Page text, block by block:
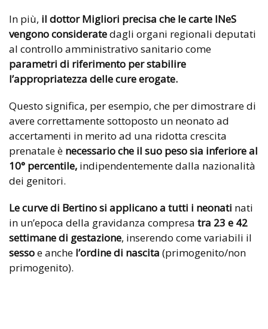
In più, il dottor Migliori precisa che le carte INeS
vengono consideratedagli organi regionali deputati
al controllo amministrativo sanitario come
parametri di riferimento per stabilire
l’appropriatezza delle cure erogate.
Questo significa, per esempio, che per dimostrare di
avere correttamente sottoposto un neonato ad
accertamenti in merito ad una ridotta crescita
prenatale è necessario che il suo peso sia inferiore al
10° percentile, indipendentemente dalla nazionalità
dei genitori.
Le curve di Bertino si applicano a tutti i neonati nati
in un’epoca della gravidanza compresa tra 23 e 42
settimane di gestazione, inserendo come variabili il
sessoe anche l’ordine di nascita (primogenito/non
primogenito).